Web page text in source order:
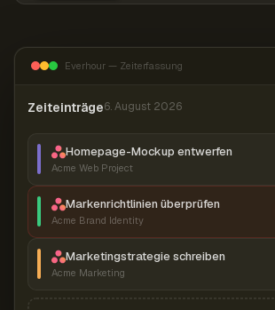
Everhour — Zeiterfassung
Zeiteinträge6. August 2026
Homepage-Mockup entwerfen
Acme Web Project
Markenrichtlinien überprüfen
Acme Brand Identity
Marketingstrategie schreiben
Acme Marketing